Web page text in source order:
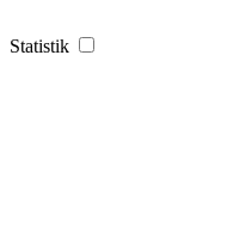
Statistik